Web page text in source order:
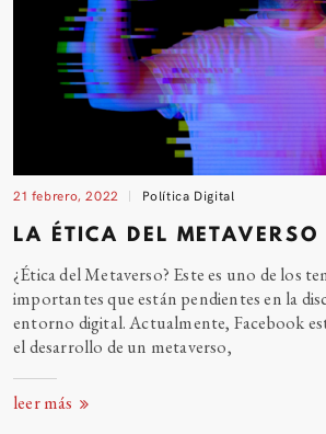
21 febrero, 2022 Política Digital
LA ÉTICA DEL METAVERSO
¿Ética del Metaverso? Este es uno de los
importantes que están pendientes en la
entorno digital. Actualmente, Facebook
el desarrollo de un metaverso,
leer más